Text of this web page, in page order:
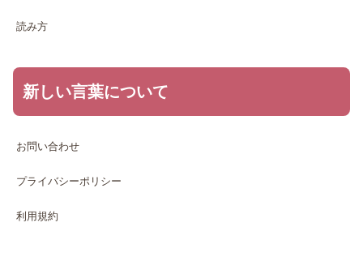
読み方
新しい言葉について
お問い合わせ
プライバシーポリシー
利用規約